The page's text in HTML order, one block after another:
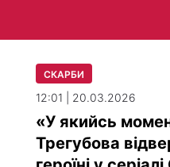
СКАРБИ
12:01 | 20.03.2026
«У якийсь
Трегубова